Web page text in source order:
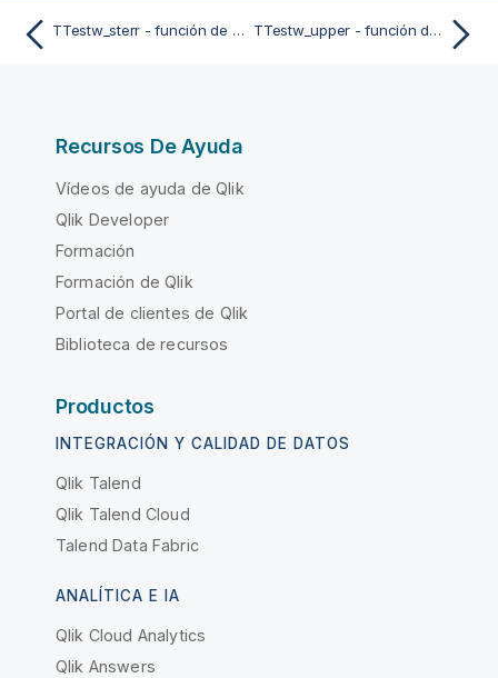
TTestw_sterr - función de script y de gráfico TTestw_upper - función de script y de gráfico
Recursos De Ayuda
Vídeos de ayuda de Qlik
Qlik Developer
Formación
Formación de Qlik
Portal de clientes de Qlik
Biblioteca de recursos
Productos
INTEGRACIÓN Y CALIDAD DE DATOS
Qlik Talend
Qlik Talend Cloud
Talend Data Fabric
ANALÍTICA E IA
Qlik Cloud Analytics
Qlik Answers